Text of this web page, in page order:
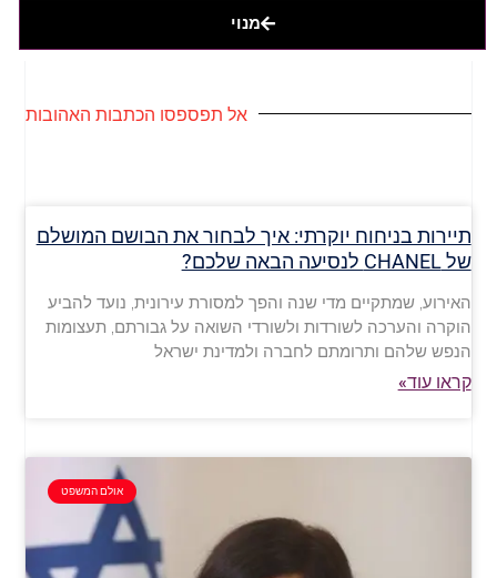
מנוי
אל תפספסו הכתבות האהובות
תיירות בניחוח יוקרתי: איך לבחור את הבושם המושלם
של CHANEL לנסיעה הבאה שלכם?
האירוע, שמתקיים מדי שנה והפך למסורת עירונית, נועד להביע
הוקרה והערכה לשורדות ולשורדי השואה על גבורתם, תעצומות
הנפש שלהם ותרומתם לחברה ולמדינת ישראל
קראו עוד»
אולם המשפט